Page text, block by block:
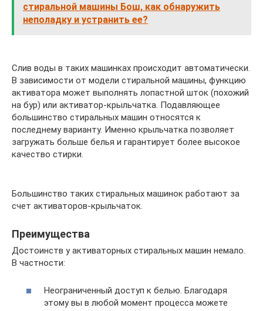
стиральной машины Бош, как обнаружить
неполадку и устранить ее?
Слив воды в таких машинках происходит автоматически.
В зависимости от модели стиральной машины, функцию
активатора может выполнять лопастной шток (похожий
на бур) или активатор-крыльчатка. Подавляющее
большинство стиральных машин относятся к
последнему варианту. Именно крыльчатка позволяет
загружать больше белья и гарантирует более высокое
качество стирки.
Большинство таких стиральных машинок работают за
счет активаторов-крыльчаток.
Преимущества
Достоинств у активаторных стиральных машин немало.
В частности:
Неограниченный доступ к белью. Благодаря
этому вы в любой момент процесса можете